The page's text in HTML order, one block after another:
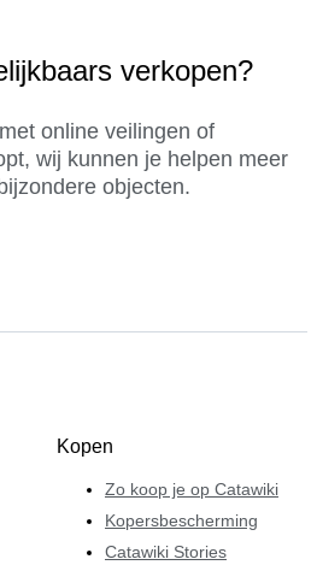
verkopen?
online veilingen of
wij kunnen je helpen meer
objecten.
Kopen
Zo koop je op Catawiki
Kopersbescherming
Catawiki Stories